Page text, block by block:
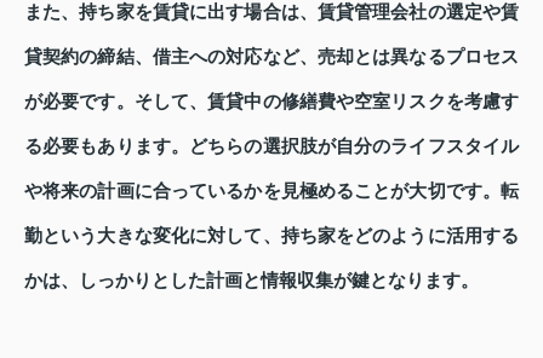
また、持ち家を賃貸に出す場合は、賃貸管理会社の選定や賃
貸契約の締結、借主への対応など、売却とは異なるプロセス
が必要です。そして、賃貸中の修繕費や空室リスクを考慮す
る必要もあります。どちらの選択肢が自分のライフスタイル
や将来の計画に合っているかを見極めることが大切です。転
勤という大きな変化に対して、持ち家をどのように活用する
かは、しっかりとした計画と情報収集が鍵となります。